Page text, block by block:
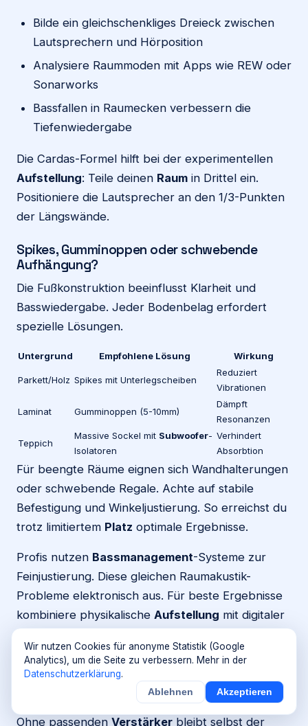
Bilde ein gleichschenkliges Dreieck zwischen
Lautsprechern und Hörposition
Analysiere Raummoden mit Apps wie REW oder
Sonarworks
Bassfallen in Raumecken verbessern die
Tiefenwiedergabe
Die Cardas-Formel hilft bei der experimentellen
Aufstellung: Teile deinen Raum in Drittel ein.
Positioniere die Lautsprecher an den 1/3-Punkten
der Längswände.
Spikes, Gumminoppen oder schwebende
Aufhängung?
Die Fußkonstruktion beeinflusst Klarheit und
Basswiedergabe. Jeder Bodenbelag erfordert
spezielle Lösungen.
Untergrund Empfohlene Lösung Wirkung
Parkett/Holz Spikes mit Unterlegscheiben
Reduziert
Vibrationen
Laminat Gumminoppen (5-10mm)
Dämpft
Resonanzen
Teppich
Massive Sockel mit Subwoofer-
Isolatoren
Verhindert
Absorbtion
Für beengte Räume eignen sich Wandhalterungen
oder schwebende Regale. Achte auf stabile
Befestigung und Winkeljustierung. So erreichst du
trotz limitiertem Platz optimale Ergebnisse.
Profis nutzen Bassmanagement-Systeme zur
Feinjustierung. Diese gleichen Raumakustik-
Probleme elektronisch aus. Für beste Ergebnisse
kombiniere physikalische Aufstellung mit digitaler
Optimierung.
Verstärker-Kompatibilität: Welche
Leistung ist nötig?
Ohne passenden Verstärker bleibt selbst der
Wir nutzen Cookies für anonyme Statistik (Google
Analytics), um die Seite zu verbessern. Mehr in der
Datenschutzerklärung.
Ablehnen Akzeptieren